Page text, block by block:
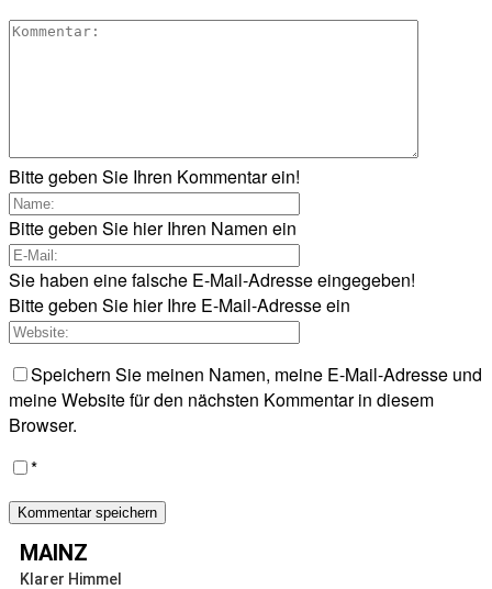
Bitte geben Sie Ihren Kommentar ein!
Bitte geben Sie hier Ihren Namen ein
Sie haben eine falsche E-Mail-Adresse eingegeben!
Bitte geben Sie hier Ihre E-Mail-Adresse ein
Speichern Sie meinen Namen, meine E-Mail-Adresse und
meine Website für den nächsten Kommentar in diesem
Browser.
*
MAINZ
Klarer Himmel